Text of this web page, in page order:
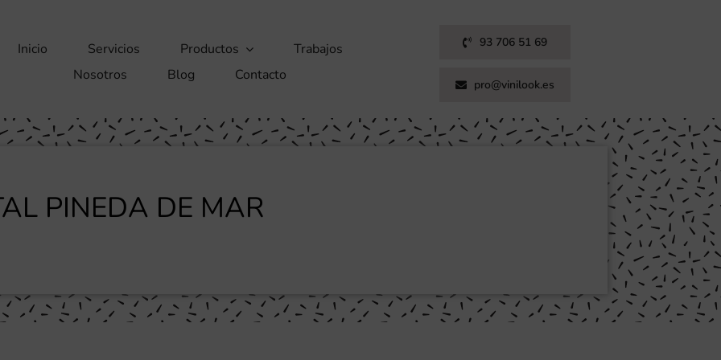
Inicio Servicios Productos
Trabajos
Nosotros
Blog Contacto
93 706 51 69
pro@vinilook.es
PINEDA DE MAR